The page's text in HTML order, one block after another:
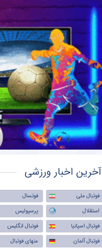
آخرین اخبار ورزشی
فوتبال ملی فوتسال
استقلال
پرسپولیس
فوتبال اسپانیا
فوتبال انگلیس
فوتبال آلمان
منهای فوتبال